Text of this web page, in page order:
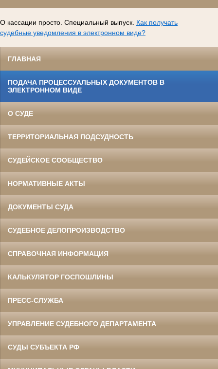
О кассации просто. Специальный выпуск. Как получать
судебные уведомления в электронном виде?
ГЛАВНАЯ
ПОДАЧА ПРОЦЕССУАЛЬНЫХ ДОКУМЕНТОВ В
ЭЛЕКТРОННОМ ВИДЕ
О СУДЕ
ТЕРРИТОРИАЛЬНАЯ ПОДСУДНОСТЬ
СУДЕЙСКОЕ СООБЩЕСТВО
НОРМАТИВНЫЕ АКТЫ
ДОКУМЕНТЫ СУДА
СУДЕБНОЕ ДЕЛОПРОИЗВОДСТВО
СПРАВОЧНАЯ ИНФОРМАЦИЯ
КАЛЬКУЛЯТОР ГОСПОШЛИНЫ
ПРЕСС-СЛУЖБА
УПРАВЛЕНИЕ СУДЕБНОГО ДЕПАРТАМЕНТА
СУДЫ СУБЪЕКТА РФ